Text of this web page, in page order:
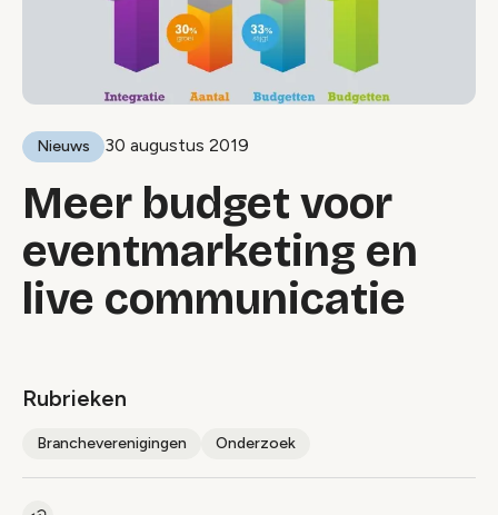
Nieuws 30 augustus 2019
Meer budget voor
eventmarketing en
live communicatie
Rubrieken
Brancheverenigingen Onderzoek